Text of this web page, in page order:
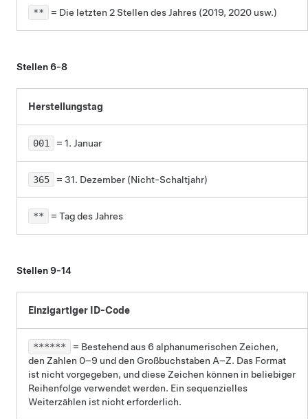
** = Die letzten 2 Stellen des Jahres (2019, 2020 usw.)
Stellen 6-8
Herstellungstag
001 = 1. Januar
365 = 31. Dezember (Nicht-Schaltjahr)
** = Tag des Jahres
Stellen 9-14
Einzigartiger ID-Code
******
= Bestehend aus 6 alphanumerischen Zeichen,
den Zahlen 0–9 und den Großbuchstaben A–Z. Das Format
ist nicht vorgegeben, und diese Zeichen können in beliebiger
Reihenfolge verwendet werden. Ein sequenzielles
Weiterzählen ist nicht erforderlich.